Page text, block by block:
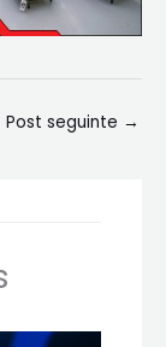
Post seguinte →